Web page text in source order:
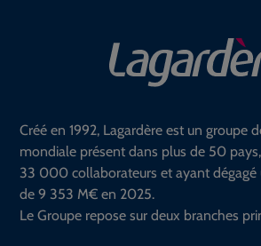
Créé en 1992, Lagardère est un groupe
mondiale présent dans plus de 50
33 000 collaborateurs et ayant dégagé
de 9 353 M€ en 2025.
Le Groupe repose sur deux branches